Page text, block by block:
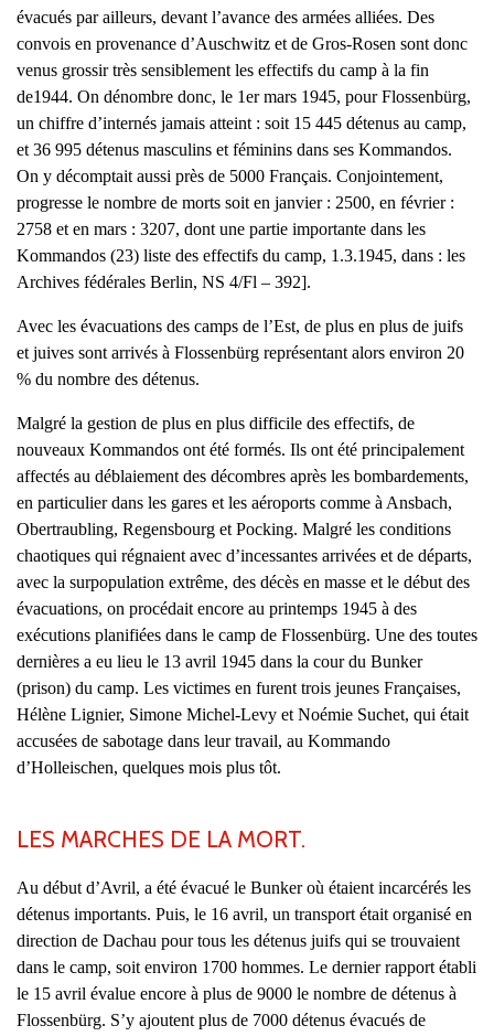
évacués par ailleurs, devant l’avance des armées alliées. Des
convois en provenance d’Auschwitz et de Gros-Rosen sont donc
venus grossir très sensiblement les effectifs du camp à la fin
de1944. On dénombre donc, le 1er mars 1945, pour Flossenbürg,
un chiffre d’internés jamais atteint : soit 15 445 détenus au camp,
et 36 995 détenus masculins et féminins dans ses Kommandos.
On y décomptait aussi près de 5000 Français. Conjointement,
progresse le nombre de morts soit en janvier : 2500, en février :
2758 et en mars : 3207, dont une partie importante dans les
Kommandos (23) liste des effectifs du camp, 1.3.1945, dans : les
Archives fédérales Berlin, NS 4/Fl – 392].
Avec les évacuations des camps de l’Est, de plus en plus de juifs
et juives sont arrivés à Flossenbürg représentant alors environ 20
% du nombre des détenus.
Malgré la gestion de plus en plus difficile des effectifs, de
nouveaux Kommandos ont été formés. Ils ont été principalement
affectés au déblaiement des décombres après les bombardements,
en particulier dans les gares et les aéroports comme à Ansbach,
Obertraubling, Regensbourg et Pocking. Malgré les conditions
chaotiques qui régnaient avec d’incessantes arrivées et de départs,
avec la surpopulation extrême, des décès en masse et le début des
évacuations, on procédait encore au printemps 1945 à des
exécutions planifiées dans le camp de Flossenbürg. Une des toutes
dernières a eu lieu le 13 avril 1945 dans la cour du Bunker
(prison) du camp. Les victimes en furent trois jeunes Françaises,
Hélène Lignier, Simone Michel-Levy et Noémie Suchet, qui était
accusées de sabotage dans leur travail, au Kommando
d’Holleischen, quelques mois plus tôt.
LES MARCHES DE LA MORT.
Au début d’Avril, a été évacué le Bunker où étaient incarcérés les
détenus importants. Puis, le 16 avril, un transport était organisé en
direction de Dachau pour tous les détenus juifs qui se trouvaient
dans le camp, soit environ 1700 hommes. Le dernier rapport établi
le 15 avril évalue encore à plus de 9000 le nombre de détenus à
Flossenbürg. S’y ajoutent plus de 7000 détenus évacués de